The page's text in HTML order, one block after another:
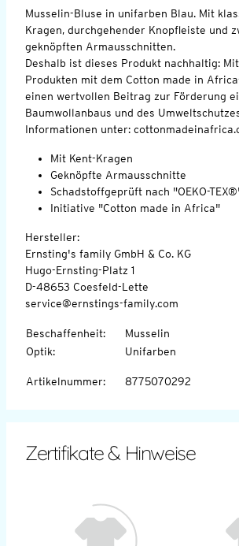
Musselin-Bluse in unifarben Blau. Mit
Kragen, durchgehender Knopfleiste und
geknöpften Armausschnitten.
Deshalb ist dieses Produkt nachhaltig:
Produkten mit dem Cotton made in
einen wertvollen Beitrag zur Förderung
Baumwollanbaus und des
Informationen unter:
Mit Kent-Kragen
Geknöpfte Armausschnitte
Schadstoffgeprüft nach "OEKO-
Initiative "Cotton made in Africa"
Hersteller:
Ernsting's family GmbH & Co. KG
Hugo-Ernsting-Platz 1
D-48653 Coesfeld-Lette
service@ernstings-family.com
Beschaffenheit:
Musselin
Optik: Unifarben
Artikelnummer: 8775070292
Zertifikate & Hinweise